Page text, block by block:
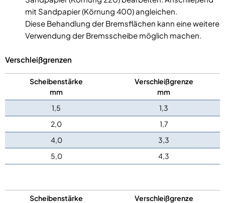
mit Sandpapier (Körnung 400) angleichen.
Diese Behandlung der Bremsflächen kann eine weitere
Verwendung der Bremsscheibe möglich machen.
Verschleißgrenzen
Scheibenstärke
mm
Verschleißgrenze
mm
1,5
1,3
2,0
1,7
4,0
3,3
5,0
4,3
Scheibenstärke
Verschleißgrenze